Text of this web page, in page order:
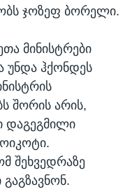
ჯოზეფ ბორელი.
მინისტრები
უნდა ჰქონდეს
შორის არის,
დაგეგმილი
შეხვედრაზე